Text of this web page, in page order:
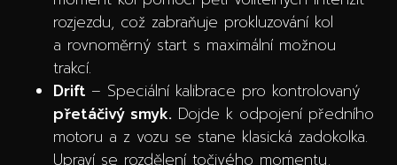
rozjezdu, což zabraňuje prokluzování kol
a rovnoměrný start s maximální možnou
trakcí.
Drift – Speciální kalibrace pro kontrolovaný
přetáčivý smyk. Dojde k odpojení předního
motoru a z vozu se stane klasická zadokolka.
Upraví se rozdělení točivého momentu,